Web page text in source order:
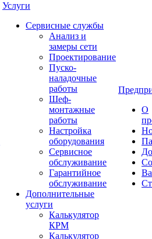
Услуги
Сервисные службы
Анализ и
замеры сети
Проектирование
Пуско-
наладочные
работы
Шеф-
монтажные
работы
Настройка
оборудования
Сервисное
обслуживание
Гарантийное
обслуживание
Дополнительные
услуги
Калькулятор
КРМ
Калькулятор
О